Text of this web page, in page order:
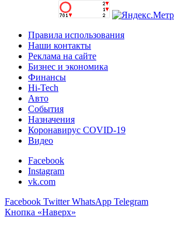
Правила использования
Наши контакты
Реклама на сайте
Бизнес и экономика
Финансы
Hi-Tech
Авто
События
Назначения
Коронавирус COVID-19
Видео
Facebook
Instagram
vk.com
Facebook Twitter WhatsApp Telegram
Кнопка «Наверх»